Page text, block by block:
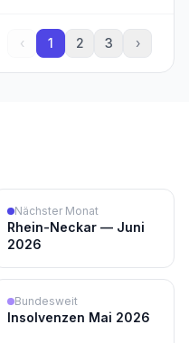
‹ 1 2 3 ›
Nächster Monat
Rhein-Neckar — Juni
2026
Bundesweit
Insolvenzen Mai 2026